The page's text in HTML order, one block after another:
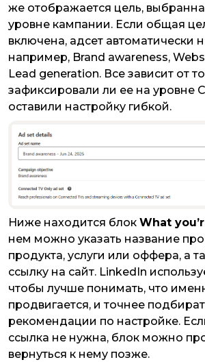
же отображается цель,
уровне кампании. Если общая
включена, адсет автоматически
например, Brand awareness,
Lead generation. Все зависит от
зафиксировали ли ее на уровне
оставили настройку гибкой.
Ниже находится блок What
нем можно указать название
продукта, услуги или оффера, а
ссылку на сайт. LinkedIn
чтобы лучше понимать, что
продвигается, и точнее
рекомендации по настройке.
ссылка не нужна, блок можно
вернуться к нему позже.